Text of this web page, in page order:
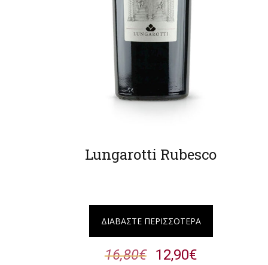
Lungarotti Rubesco
ΔΙΑΒΆΣΤΕ ΠΕΡΙΣΣΌΤΕΡΑ
16,80€
Original
12,90€Η